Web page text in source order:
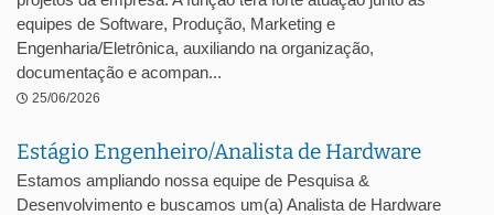
equipes de Software, Produção, Marketing e
Engenharia/Eletrônica, auxiliando na organização,
documentação e acompan...
25/06/2026
Estágio Engenheiro/Analista de Hardware
Estamos ampliando nossa equipe de Pesquisa &
Desenvolvimento e buscamos um(a) Analista de Hardware